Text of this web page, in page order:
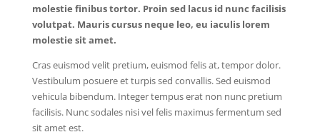
molestie finibus tortor. Proin sed lacus id nunc facilisis
volutpat. Mauris cursus neque leo, eu iaculis lorem
molestie sit amet.
Cras euismod velit pretium, euismod felis at, tempor dolor.
Vestibulum posuere et turpis sed convallis. Sed euismod
vehicula bibendum. Integer tempus erat non nunc pretium
facilisis. Nunc sodales nisi vel felis maximus fermentum sed
sit amet est.